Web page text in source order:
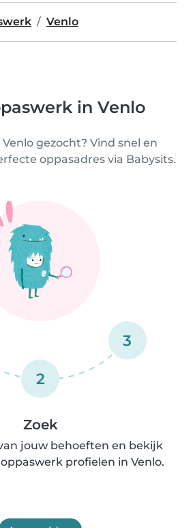
Venlo
in Venlo
gezocht? Vind snel en
oppasadres via Babysits.
2
3
Zoek
jouw behoeften en bekijk
profielen in Venlo.